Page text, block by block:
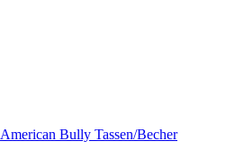
American Bully Tassen/Becher